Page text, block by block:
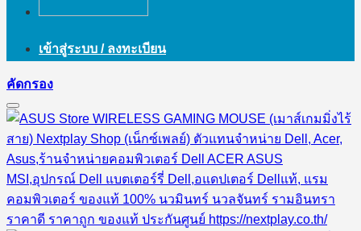
เข้าสู่ระบบ / ลงทะเบียน
คัดกรอง